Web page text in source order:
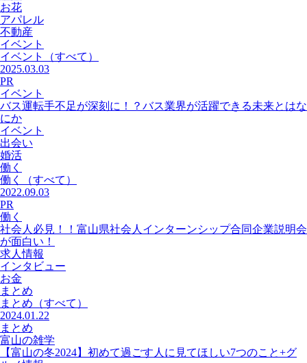
お花
アパレル
不動産
イベント
イベント
（すべて）
2025.03.03
PR
イベント
バス運転手不足が深刻に！？バス業界が活躍できる未来とはな
にか
イベント
出会い
婚活
働く
働く
（すべて）
2022.09.03
PR
働く
社会人必見！！富山県社会人インターンシップ合同企業説明会
が面白い！
求人情報
インタビュー
お金
まとめ
まとめ （すべて）
2024.01.22
まとめ
富山の雑学
【富山の冬2024】初めて過ごす人に見てほしい7つのこと+グ